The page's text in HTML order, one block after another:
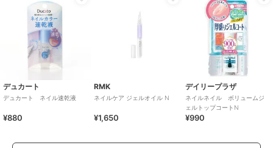
デュカート
デュカート ネイル速乾液
¥880
RMK
ネイルケア ジェルオイル N
¥1,650
デイリープラザ
ネイルネイル ボリュームジ
ェルトップコートN
¥990